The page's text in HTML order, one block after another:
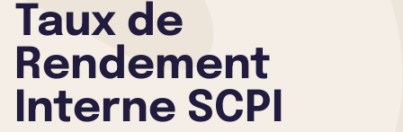
Taux de
Rendement
Interne SCPI